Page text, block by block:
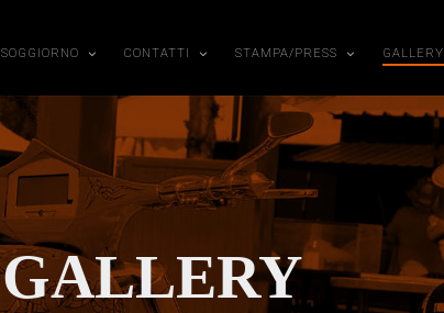
SOGGIORNO CONTATTI STAMPA/PRESS GALLERY
GALLERY